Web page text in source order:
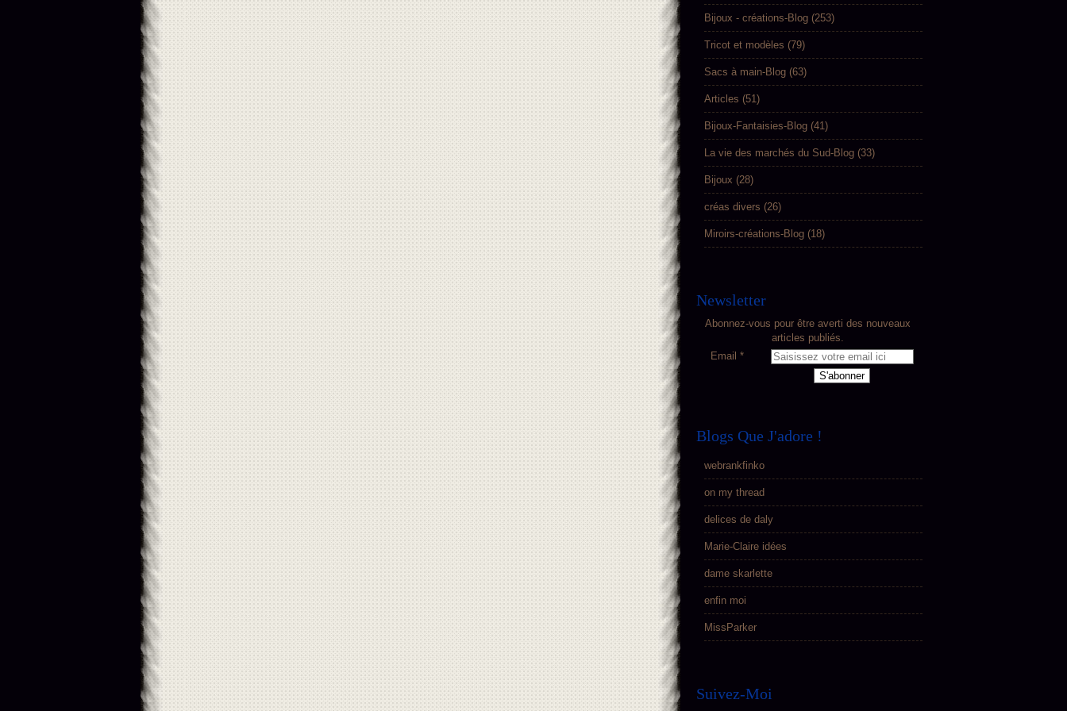
Bijoux - créations-Blog (253)
Tricot et modèles (79)
Sacs à main-Blog (63)
Articles (51)
Bijoux-Fantaisies-Blog (41)
La vie des marchés du Sud-Blog (33)
Bijoux (28)
créas divers (26)
Miroirs-créations-Blog (18)
Newsletter
Abonnez-vous pour être averti des nouveaux
articles publiés.
Email
Blogs Que J'adore !
webrankfinko
on my thread
delices de daly
Marie-Claire idées
dame skarlette
enfin moi
MissParker
Suivez-Moi